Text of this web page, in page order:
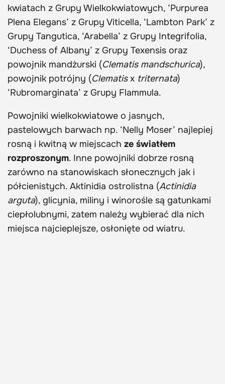
kwiatach z Grupy Wielkokwiatowych, ‘Purpurea
Plena Elegans’ z Grupy Viticella, ‘Lambton Park’ z
Grupy Tangutica, ‘Arabella’ z Grupy Integrifolia,
‘Duchess of Albany’ z Grupy Texensis oraz
powojnik mandżurski (Clematis mandschurica),
powojnik potrójny (Clematisx triternata)
‘Rubromarginata’ z Grupy Flammula.
Powojniki wielkokwiatowe o jasnych,
pastelowych barwach np. ‘Nelly Moser’ najlepiej
rosną i kwitną w miejscach ze światłem
rozproszonym. Inne powojniki dobrze rosną
zarówno na stanowiskach słonecznych jak i
półcienistych. Aktinidia ostrolistna (Actinidia
arguta), glicynia, miliny i winorośle są gatunkami
ciepłolubnymi, zatem należy wybierać dla nich
miejsca najcieplejsze, osłonięte od wiatru.